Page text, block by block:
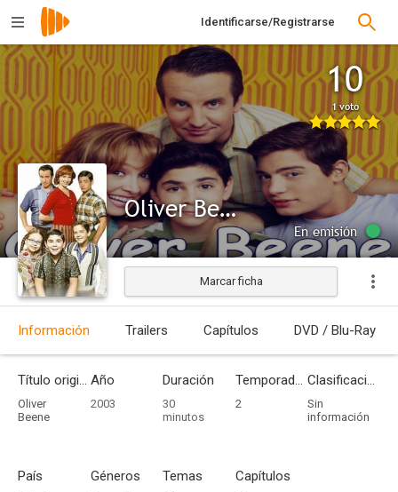
Identificarse/Registrarse
10
1 voto
Oliver Beene
En emisión
Marcar ficha
Información Trailers Capítulos DVD / Blu-Ray
Título original
Oliver
Beene
Año
2003
Duración
30
minutos
Temporadas
2
Clasificación por edades
Sin
información
País Géneros Temas Capítulos